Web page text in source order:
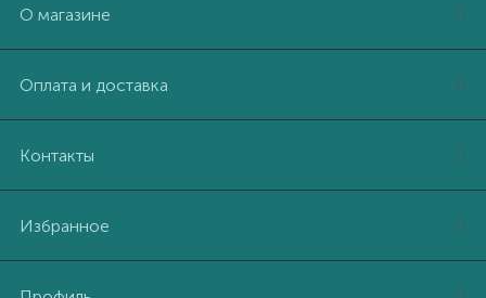
О магазине
Оплата и доставка
Контакты
Избранное